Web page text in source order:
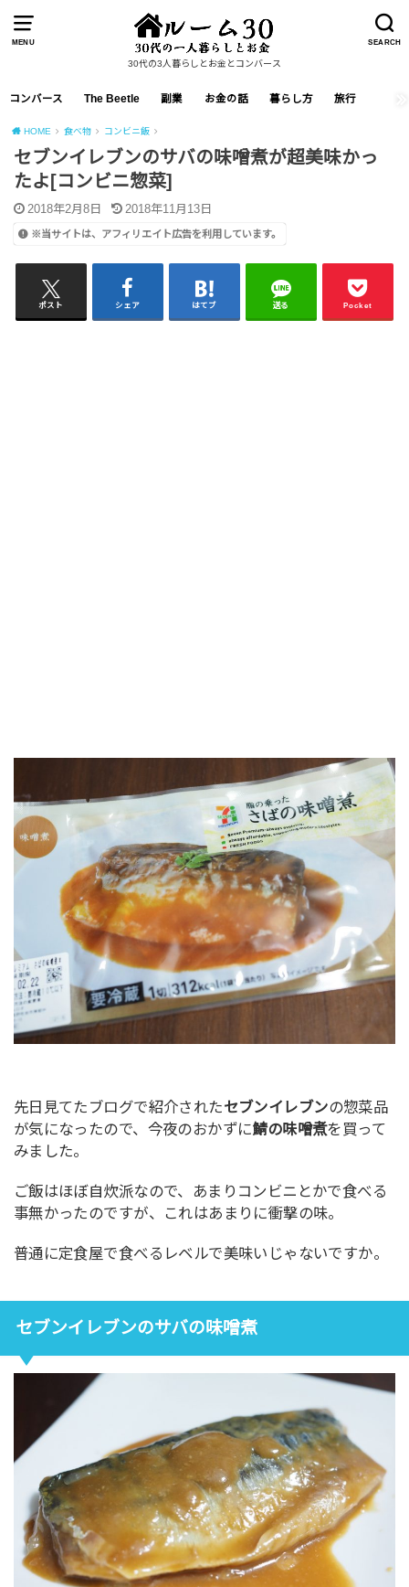
MENU SEARCH
30代の3人暮らしとお金とコンバース
コンバース The Beetle 副業 お金の話 暮らし方 旅行
HOME 食べ物 コンビニ飯
セブンイレブンのサバの味噌煮が超美味かっ
たよ[コンビニ惣菜]
2018年2月8日 2018年11月13日
※当サイトは、アフィリエイト広告を利用しています。
ポスト シェア はてブ 送る Pocket
先日見てたブログで紹介されたセブンイレブンの惣菜品
が気になったので、今夜のおかずに鯖の味噌煮を買って
みました。
ご飯はほぼ自炊派なので、あまりコンビニとかで食べる
事無かったのですが、これはあまりに衝撃の味。
普通に定食屋で食べるレベルで美味いじゃないですか。
セブンイレブンのサバの味噌煮